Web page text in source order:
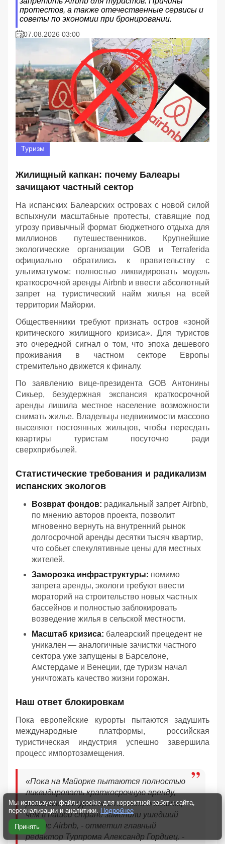
протестов, а также отечественные сервисы и
советы по экономии при бронировании.
07.08.2026 03:00
Туризм
Жилищный капкан: почему Балеары
зачищают частный сектор
На испанских Балеарских островах с новой силой
вспыхнули масштабные протесты, ставящие под
угрозу привычный формат бюджетного отдыха для
миллионов путешественников. Крупнейшие
экологические организации GOB и Terraferida
официально обратились к правительству с
ультиматумом: полностью ликвидировать модель
краткосрочной аренды Airbnb и ввести абсолютный
запрет на туристический найм жилья на всей
территории Майорки.
Общественники требуют признать остров «зоной
критического жилищного кризиса». Для туристов
это очередной сигнал о том, что эпоха дешевого
проживания в частном секторе Европы
стремительно движется к финалу.
По заявлению вице-президента GOB Антонины
Сикьер, безудержная экспансия краткосрочной
аренды лишила местное население возможности
снимать жилье. Владельцы недвижимости массово
выселяют постоянных жильцов, чтобы пересдать
квартиры туристам посуточно ради
сверхприбылей.
Статистические требования и радикализм
испанских экологов
Возврат фондов: радикальный запрет Airbnb,
по мнению авторов проекта, позволит
мгновенно вернуть на внутренний рынок
долгосрочной аренды десятки тысяч квартир,
что собьет спекулятивные цены для местных
жителей.
Заморозка инфраструктуры: помимо
запрета аренды, экологи требуют ввести
мораторий на строительство новых частных
бассейнов и полностью заблокировать
возведение жилья в сельской местности.
Масштаб кризиса: балеарский прецедент не
уникален — аналогичные зачистки частного
сектора уже запущены в Барселоне,
Амстердаме и Венеции, где туризм начал
уничтожать качество жизни горожан.
Наш ответ блокировкам
Пока европейские курорты пытаются задушить
международные платформы, российская
туристическая индустрия успешно завершила
процесс импортозамещения.
«Пока на Майорке пытаются полностью
ликвидировать краткосрочную аренду,
российским туристам полезно помнить,
чем в нашей стране заменили ушедший
сервис Airbnb, - отметил главный
редактор Турпрома Александр Гордиец. -
Мы используем файлы cookie для корректной работы сайта,
персонализации и аналитики. Подробнее
Принять